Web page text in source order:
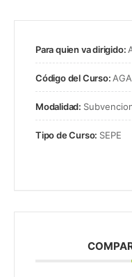
Para quien va dirigido:
Código del Curso:
Modalidad:
Tipo de Curso: SEPE